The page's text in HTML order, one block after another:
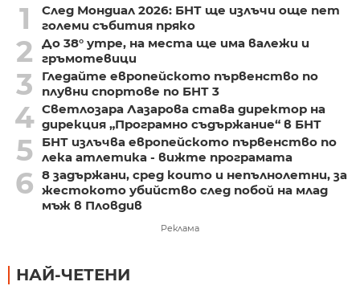
1
След Мондиал 2026: БНТ ще излъчи още пет
големи събития пряко
2
До 38° утре, на места ще има валежи и
гръмотевици
3
Гледайте европейското първенство по
плувни спортове по БНТ 3
4 Светлозара Лазарова става директор на
дирекция „Програмно съдържание“ в БНТ
5
БНТ излъчва европейското първенство по
лека атлетика - вижте програмата
6 8 задържани, сред които и непълнолетни, за
жестокото убийство след побой на млад
мъж в Пловдив
Реклама
НАЙ-ЧЕТЕНИ